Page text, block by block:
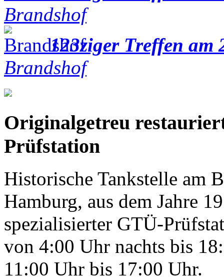
Brandshof
123ziger Treffen am
Brandshof
Originalgetreu
Prüfstation
Historische Tankstelle am
Hamburg, aus dem Jahre
spezialisierter GTÜ-
von 4:00 Uhr nachts bis
11:00 Uhr bis 17:00 Uhr.